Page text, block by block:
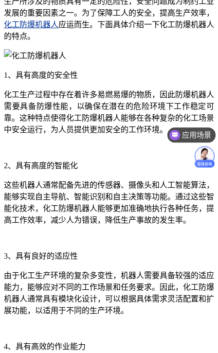
发展的重要因素之一。为了保障工人的安全，提高生产效率，
化工防爆机器人应运而生。下面具体介绍一下化工防爆机器人
的特点。
1、具有高度的安全性
化工生产过程中存在着许多易燃易爆的物质，因此防爆机器人
需要具备防爆性能，以确保在潜在的危险环境下工作稳定可
靠。这种特点使得化工防爆机器人能够在各种复杂的化工场景
中安全运行，为人员提供更加安全的工作环境。
2、具有高度的智能化
这些机器人通常配备先进的传感器、摄像头和人工智能算法，
能够实现自主导航、智能识别和自主决策等功能。通过这些智
能化技术，化工防爆机器人能够更加准确地执行各种任务，提
高工作效率，减少人为错误，降低生产事故的发生率。
3、具有良好的适应性
由于化工生产环境的复杂多变性，机器人需要具备较强的适应
能力，能够应对不同的工作场景和任务要求。因此，化工防爆
机器人通常具有模块化设计，可以根据具体需求灵活配置和扩
展功能，以适用于不同的生产环境。
4、具有高效的作业能力
应用场景